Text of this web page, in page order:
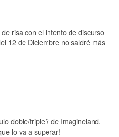
risa con el intento de discurso
12 de Diciembre no saldré más
doble/triple? de Imagineland,
lo va a superar!